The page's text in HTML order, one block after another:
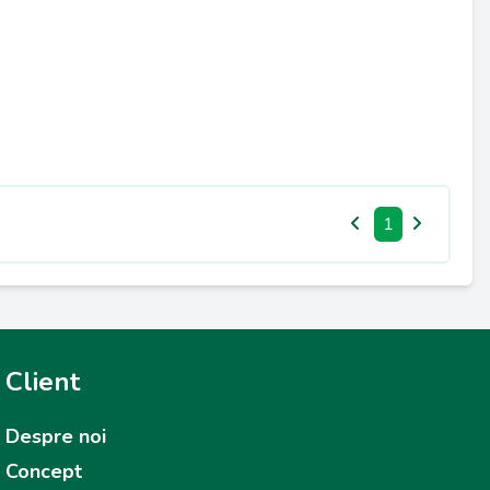
1
Client
Despre noi
Concept